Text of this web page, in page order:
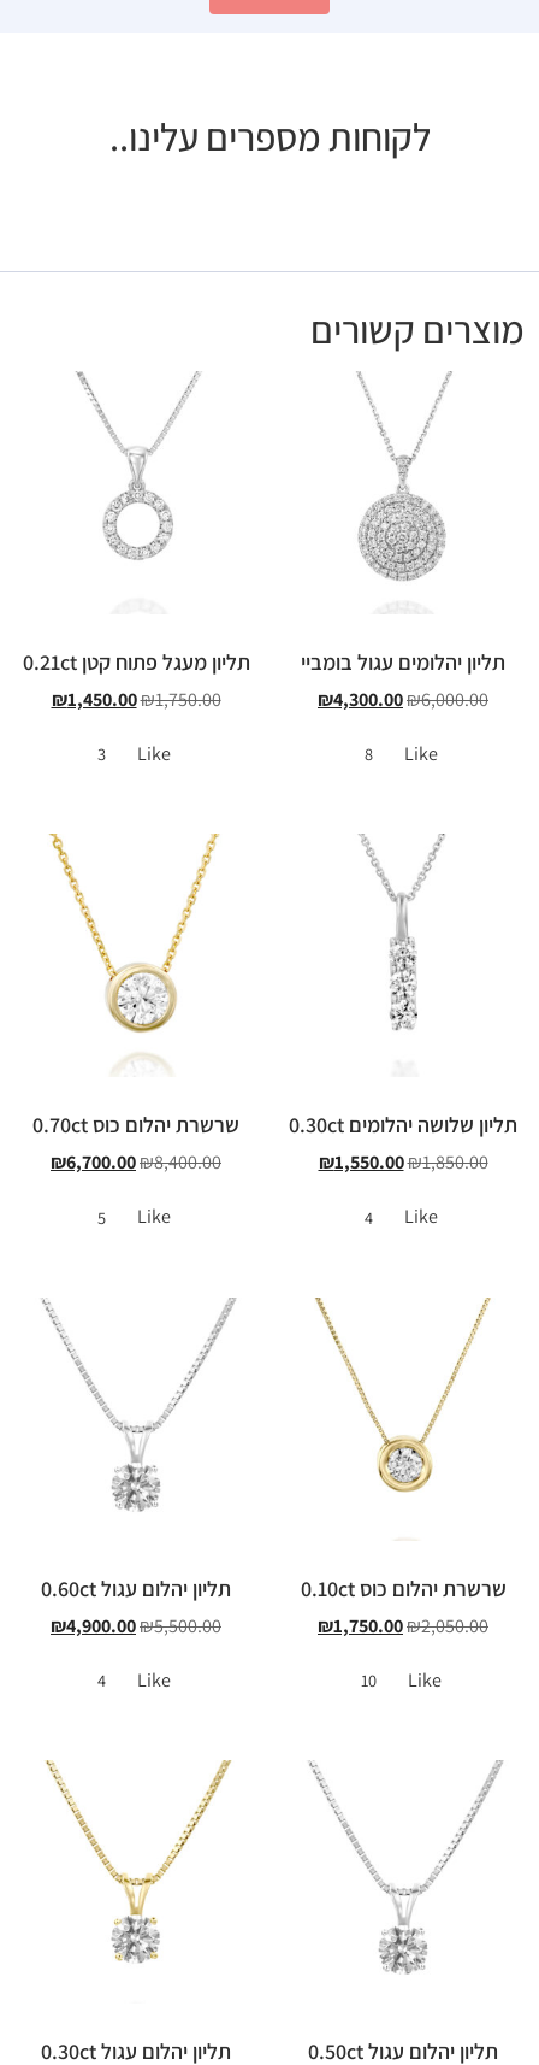
לקוחות מספרים עלינו..
מוצרים קשורים
תליון יהלומים עגול בומביי
₪6,000.00
₪4,300.00
Like
8
תליון מעגל פתוח קטן 0.21ct
₪1,750.00
₪1,450.00
Like
3
תליון שלושה יהלומים 0.30ct
₪1,850.00
₪1,550.00
Like
4
שרשרת יהלום כוס 0.70ct
₪8,400.00
₪6,700.00
Like
5
שרשרת יהלום כוס 0.10ct
₪2,050.00
₪1,750.00
Like
10
תליון יהלום עגול 0.60ct
₪5,500.00
₪4,900.00
Like
4
תליון יהלום עגול 0.50ct תליון יהלום עגול 0.30ct